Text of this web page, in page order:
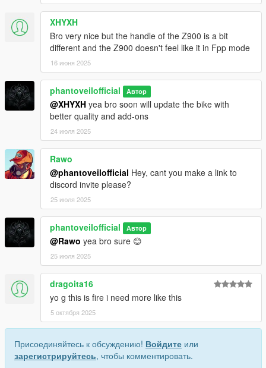
XHYXH
Bro very nice but the handle of the Z900 is a bit
different and the Z900 doesn't feel like it in Fpp mode
16 июня 2025
phantoveilofficial Автор
@XHYXH yea bro soon will update the bike with
better quality and add-ons
24 июля 2025
Rawo
@phantoveilofficial Hey, cant you make a link to
discord invite please?
25 июля 2025
phantoveilofficial Автор
@Rawo yea bro sure 😊
25 июля 2025
dragoita16
yo g this is fire i need more like this
5 октября 2025
Присоединяйтесь к обсуждению! Войдите или
зарегистрируйтесь, чтобы комментировать.